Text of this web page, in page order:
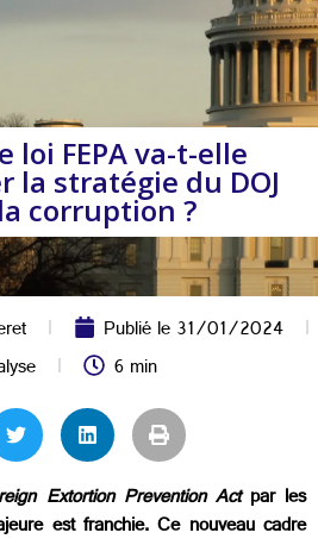
loi FEPA va-t-elle
la stratégie du DOJ
corruption ?
Publié le31/01/2024
6 min
Extortion Prevention Actpar les
est franchie. Ce nouveau cadre